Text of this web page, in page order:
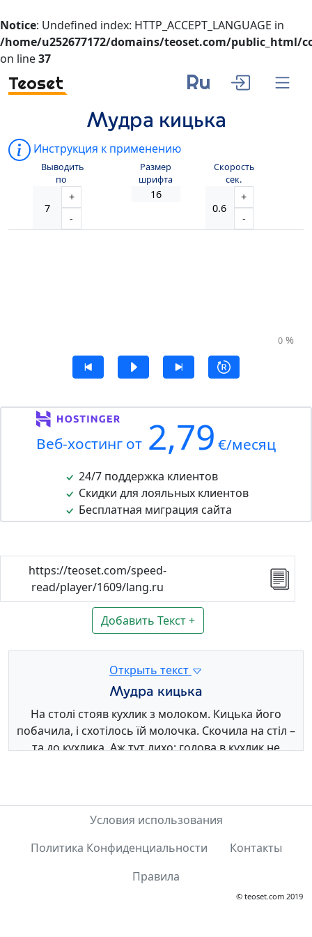
Notice: Undefined index: HTTP_ACCEPT_LANGUAGE in
/home/u252677172/domains/teoset.com/public_html/
on line37
Teoset Ru
Мудра кицька
Инструкция к применению
Выводить
по
+
-
Размер
шрифта
Скорость
сек.
+
-
0%
Веб-хостинг от 2,79 €/месяц
24/7 поддержка клиентов
Скидки для лояльных клиентов
Бесплатная миграция сайта
https://teoset.com/speed-
read/player/1609/lang.ru
Добавить Текст +
Открыть текст
Мудра кицька
На столі стояв кухлик з молоком. Кицька його
побачила, і схотілось їй молочка. Скочила на стіл –
та до кухлика. Аж тут лихо: голова в кухлик не
Засмутилась вона, але ненадовго . . .
Условия использования
Политика Конфиденциальности
Контакты
Правила
© teoset.com 2019